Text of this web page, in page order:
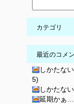
カテゴリ
最近のコメ
しかたな
5)
しかたな
延期かぁ